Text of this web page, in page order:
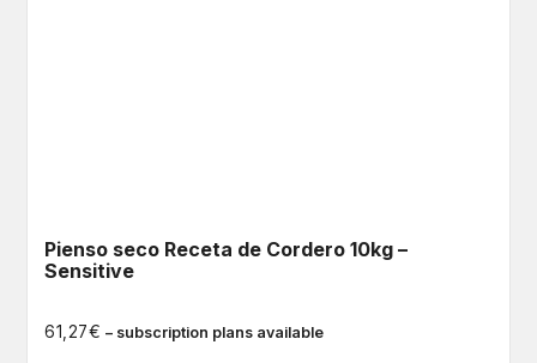
Pienso seco Receta de Cordero 10kg –
Sensitive
61,27€ – subscription plans available